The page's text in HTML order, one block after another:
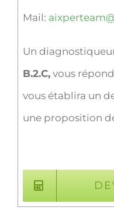
Mail:
Un
B.2.C,vous
vous établira un
une proposition